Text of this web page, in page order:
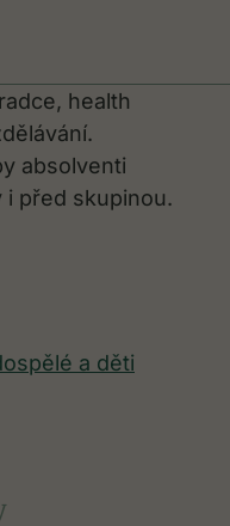
health
absolventi
před skupinou.
a děti